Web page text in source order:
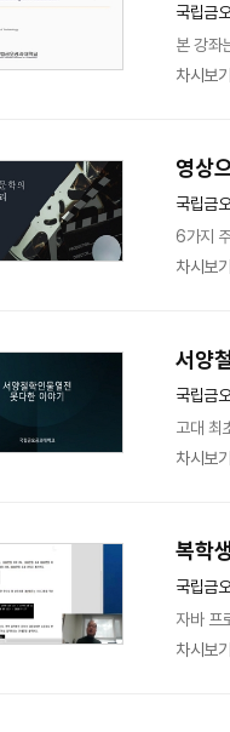
국립금
본 강좌
차시보기
영상
국립금
6가지
차시보기
서양
국립금
고대 최
차시보기
복학
국립금
자바 프
차시보기